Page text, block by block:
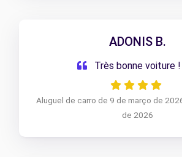
ADONIS B.
Très bonne voiture !
Aluguel de carro de 9 de março de
de 2026